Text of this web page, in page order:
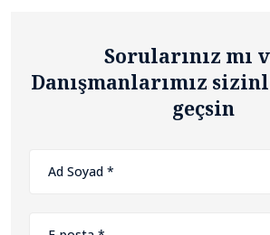
Sorularınız mı
Danışmanlarımız
geçsin